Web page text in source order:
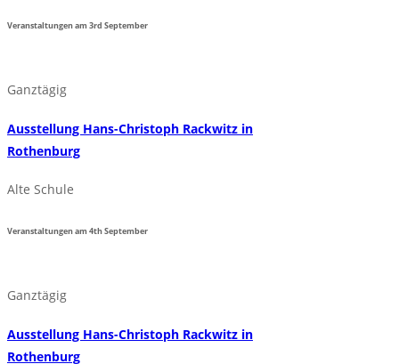
Veranstaltungen am3rd September
Ganztägig
Ausstellung Hans-Christoph Rackwitz in
Rothenburg
Alte Schule
Veranstaltungen am4thSeptember
Ganztägig
Ausstellung Hans-Christoph Rackwitz in
Rothenburg